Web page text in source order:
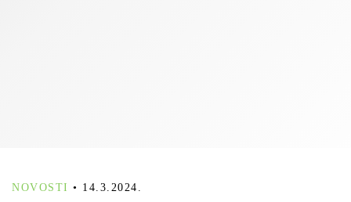
NOVOSTI • 14.3.2024.